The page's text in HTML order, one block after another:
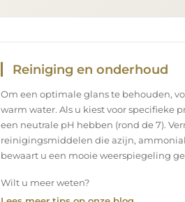
Reiniging en onderhoud
Om een optimale glans te behouden,
warm water. Als u kiest voor specifieke
een neutrale pH hebben (rond de 7).
reinigingsmiddelen die azijn,
bewaart u een mooie weerspiegeling
Wilt u meer weten?